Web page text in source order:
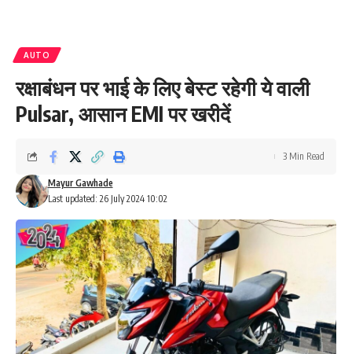
AUTO
रक्षाबंधन पर भाई के लिए बेस्ट रहेगी ये वाली
Pulsar, आसान EMI पर खरीदें
Last updated: 26 July 2024 10:02
Mayur Gawhade
3 Min Read